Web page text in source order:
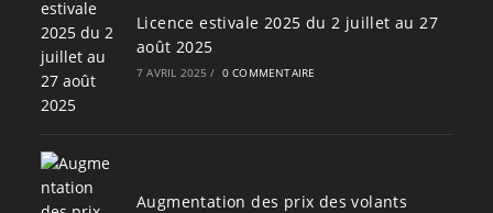
Licence estivale 2025 du 2 juillet au 27
août 2025
7 AVRIL 2025 / 0 COMMENTAIRE
Augmentation des prix des volants